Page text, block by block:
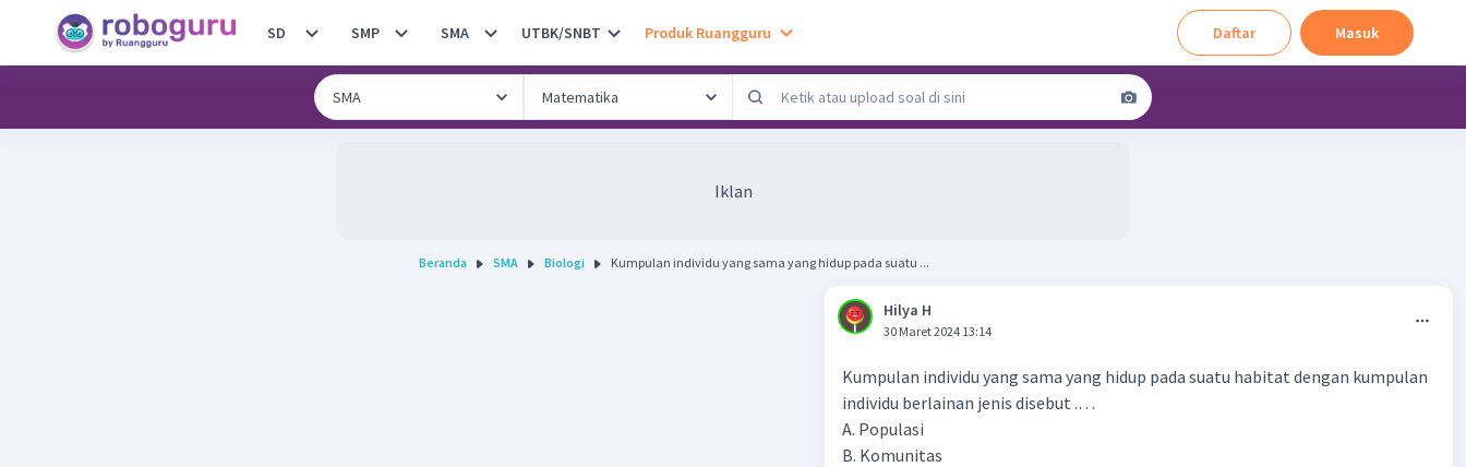
SD SMP SMA UTBK/SNBT Produk Ruangguru Daftar Masuk
Iklan
Beranda SMA Biologi Kumpulan individu yang sama yang hidup pada suatu ...
Hilya H
30 Maret 2024 13:14
Kumpulan individu yang sama yang hidup pada suatu habitat dengan kumpulan
individu berlainan jenis disebut .…
A. Populasi
B. Komunitas